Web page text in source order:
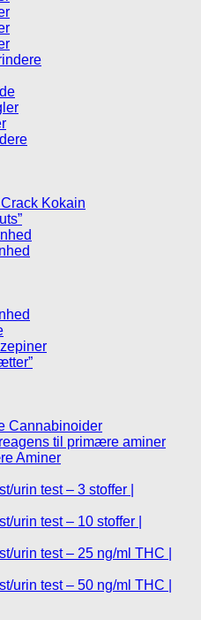
Kokain
Cannabinoider
til primære aminer
Aminer
urin test – 3 stoffer |
urin test – 10 stoffer |
urin test – 25 ng/ml THC |
urin test – 50 ng/ml THC |